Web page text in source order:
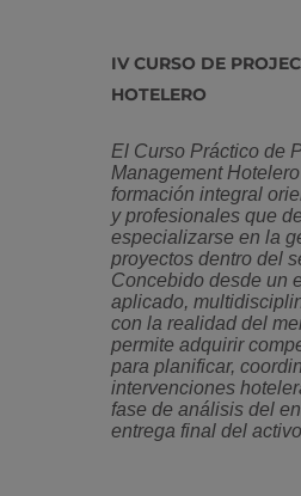
IV CURSO DE
HOTELERO
El Curso Práctico de
Management
formación integral
y profesionales que
especializarse en la
proyectos dentro del
Concebido desde un
aplicado,
con la realidad del
permite adquirir
para planificar,
intervenciones
fase de análisis del
entrega final del